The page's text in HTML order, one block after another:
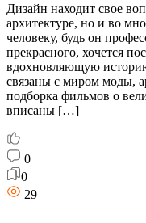
Дизайн находит свое
архитектуре, но и во
человеку, будь он
прекрасного, хочется
вдохновляющую
связаны с миром моды,
подборка фильмов о
вписаны […]
0
0
29